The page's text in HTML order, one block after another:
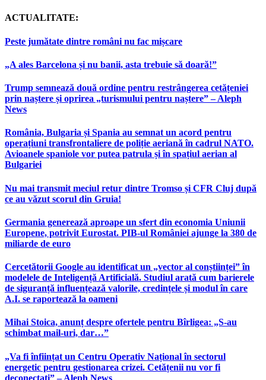
ACTUALITATE:
Peste jumătate dintre români nu fac mișcare
„A ales Barcelona și nu banii, asta trebuie să doară!”
Trump semnează două ordine pentru restrângerea cetățeniei
prin naștere și oprirea „turismului pentru naștere” – Aleph
News
România, Bulgaria și Spania au semnat un acord pentru
operațiuni transfrontaliere de poliție aeriană în cadrul NATO.
Avioanele spaniole vor putea patrula și în spațiul aerian al
Bulgariei
Nu mai transmit meciul retur dintre Tromso și CFR Cluj după
ce au văzut scorul din Gruia!
Germania generează aproape un sfert din economia Uniunii
Europene, potrivit Eurostat. PIB-ul României ajunge la 380 de
miliarde de euro
Cercetătorii Google au identificat un „vector al conștiinței” în
modelele de Inteligență Artificială. Studiul arată cum barierele
de siguranță influențează valorile, credințele și modul în care
A.I. se raportează la oameni
Mihai Stoica, anunț despre ofertele pentru Bîrligea: „S-au
schimbat mail-uri, dar…”
„Va fi înființat un Centru Operativ Național în sectorul
energetic pentru gestionarea crizei. Cetățenii nu vor fi
deconectați” – Aleph News